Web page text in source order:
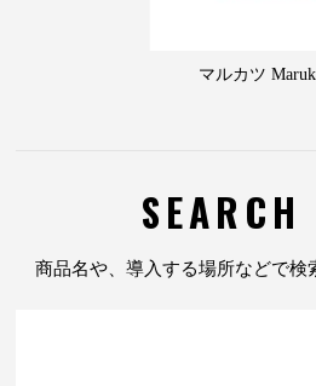
マルカツ
SEARCH
商品名や、導入する場所などで検